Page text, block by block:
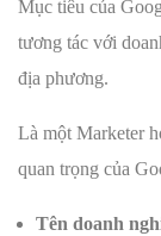
Mục tiêu của
tương tác với
địa phương.
Là một Marketer
quan trọng của
Tên doanh